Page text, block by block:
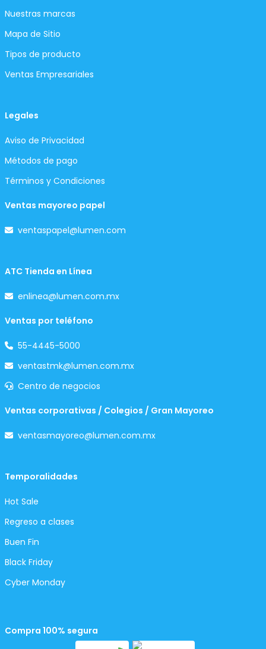
Nuestras marcas
Mapa de Sitio
Tipos de producto
Ventas Empresariales
Legales
Aviso de Privacidad
Métodos de pago
Términos y Condiciones
Ventas mayoreo papel
ventaspapel@lumen.com
ATC Tienda en Línea
enlinea@lumen.com.mx
Ventas por teléfono
55-4445-5000
ventastmk@lumen.com.mx
Centro de negocios
Ventas corporativas / Colegios / Gran Mayoreo
ventasmayoreo@lumen.com.mx
Temporalidades
Hot Sale
Regreso a clases
Buen Fin
Black Friday
Cyber Monday
Compra 100% segura